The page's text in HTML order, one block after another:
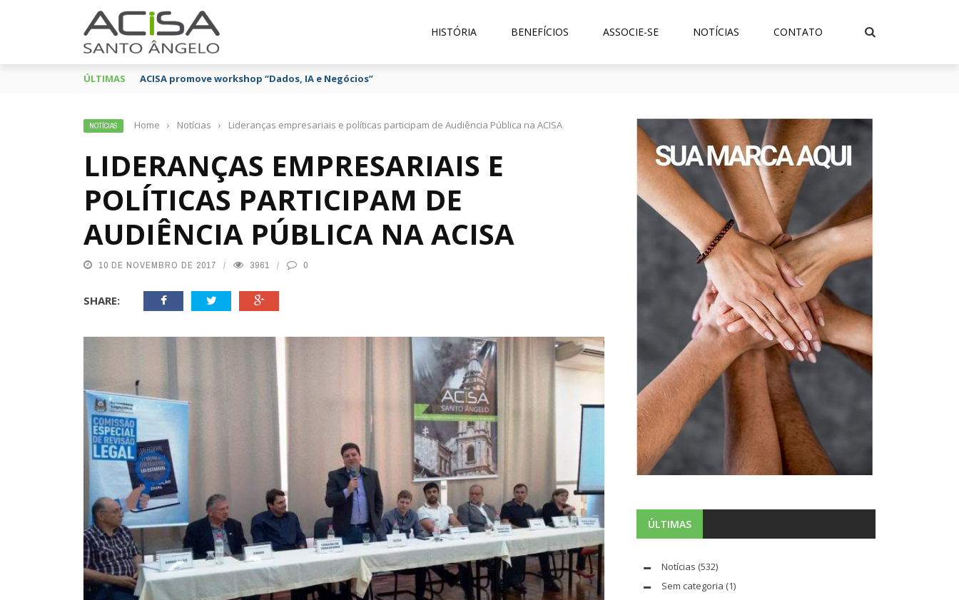
HISTÓRIA BENEFÍCIOS ASSOCIE-SE NOTÍCIAS CONTATO
ÚLTIMAS ACISA promove workshop “Dados, IA e Negócios”
NOTÍCIAS Home › Notícias › Lideranças empresariais e políticas participam de Audiência Pública na ACISA
LIDERANÇAS EMPRESARIAIS E
POLÍTICAS PARTICIPAM DE
AUDIÊNCIA PÚBLICA NA ACISA
10 DE NOVEMBRO DE 2017 3961 0
SHARE:
ÚLTIMAS
Notícias (532)
Sem categoria (1)